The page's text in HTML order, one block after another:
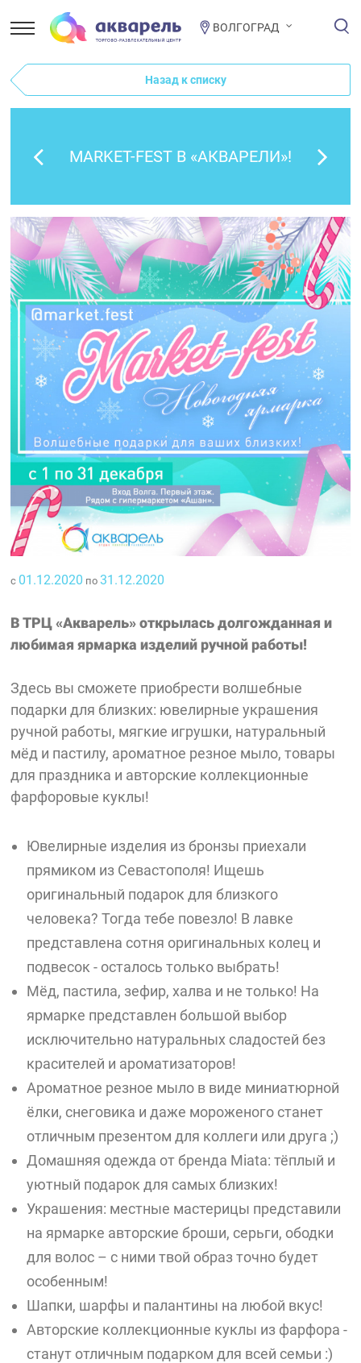
ВОЛГОГРАД
Назад к списку
MARKET-FEST В «АКВАРЕЛИ»!
с 01.12.2020 по31.12.2020
В ТРЦ «Акварель» открылась долгожданная и
любимая ярмарка изделий ручной работы!
Здесь вы сможете приобрести волшебные
подарки для близких: ювелирные украшения
ручной работы, мягкие игрушки, натуральный
мёд и пастилу, ароматное резное мыло, товары
для праздника и авторские коллекционные
фарфоровые куклы!
Ювелирные изделия из бронзы приехали
прямиком из Севастополя! Ищешь
оригинальный подарок для близкого
человека? Тогда тебе повезло! В лавке
представлена сотня оригинальных колец и
подвесок - осталось только выбрать!
Мёд, пастила, зефир, халва и не только! На
ярмарке представлен большой выбор
исключительно натуральных сладостей без
красителей и ароматизаторов!
Ароматное резное мыло в виде миниатюрной
ёлки, снеговика и даже мороженого станет
отличным презентом для коллеги или друга ;)
Домашняя одежда от бренда Miata: тёплый и
уютный подарок для самых близких!
Украшения: местные мастерицы представили
на ярмарке авторские броши, серьги, ободки
для волос – с ними твой образ точно будет
особенным!
Шапки, шарфы и палантины на любой вкус!
Авторские коллекционные куклы из фарфора -
станут отличным подарком для всей семьи :)